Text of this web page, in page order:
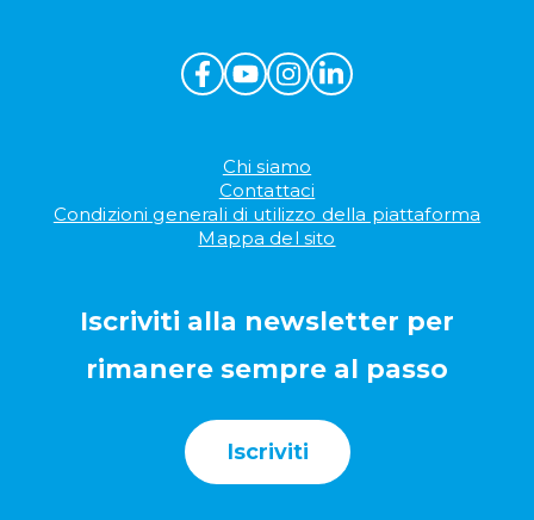
Chi siamo
Contattaci
Condizioni generali di utilizzo della piattaforma
Mappa del sito
Iscriviti alla newsletter per
rimanere sempre al passo
Iscriviti